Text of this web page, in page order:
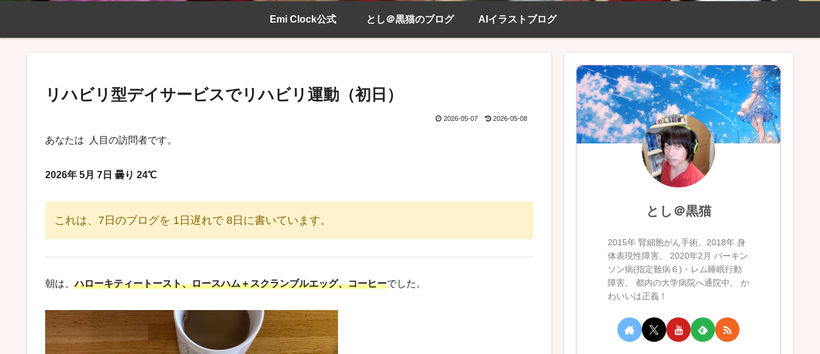
Emi Clock公式 とし＠黒猫のブログ AIイラストブログ
リハビリ型デイサービスでリハビリ運動（初日）
2026-05-07 2026-05-08
あなたは 人目の訪問者です。
2026年 5月 7日 曇り 24℃
これは、7日のブログを 1日遅れで 8日に書いています。
朝は、ハローキティートースト、ロースハム＋スクランブルエッグ、コーヒーでした。
とし＠黒猫
2015年 腎細胞がん手術。2018年 身
体表現性障害。 2020年2月 パーキン
ソン病(指定難病６)・レム睡眠行動
障害。 都内の大学病院へ通院中。 か
わいいは正義！